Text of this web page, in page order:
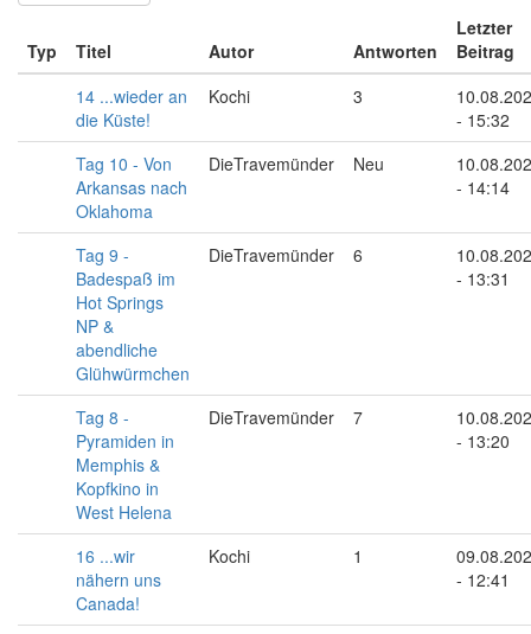
Typ Titel Autor Antworten
Letzter
Beitrag
14 ...wieder an
die Küste!
Kochi 3
- 15:32
Tag 10 - Von
Arkansas nach
Oklahoma
DieTravemünder Neu
- 14:14
Tag 9 -
Badespaß im
Hot Springs
NP &
abendliche
Glühwürmchen
DieTravemünder 6
- 13:31
Tag 8 -
Pyramiden in
Memphis &
Kopfkino in
West Helena
DieTravemünder 7
- 13:20
16 ...wir
nähern uns
Canada!
Kochi 1
- 12:41